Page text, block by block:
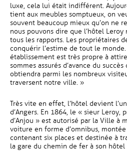
luxe, cela lui était indifférent.
tient aux meubles somptueux, on
souvent beaucoup mieux qu’on ne
nous pouvons dire que l’hôtel
tous les rapports. Les propriétaires
conquérir l’estime de tout le
établissement est très propre à
sommes assurés d’avance du
obtiendra parmi les nombreux
traversent notre ville. »
Très vite en effet, l’hôtel devient
d’Angers. En 1864, le « sieur Leroy,
d’Anjou » est autorisé par la Ville à
voiture en forme d’omnibus,
contenant six places et destinée à
la gare du chemin de fer à son